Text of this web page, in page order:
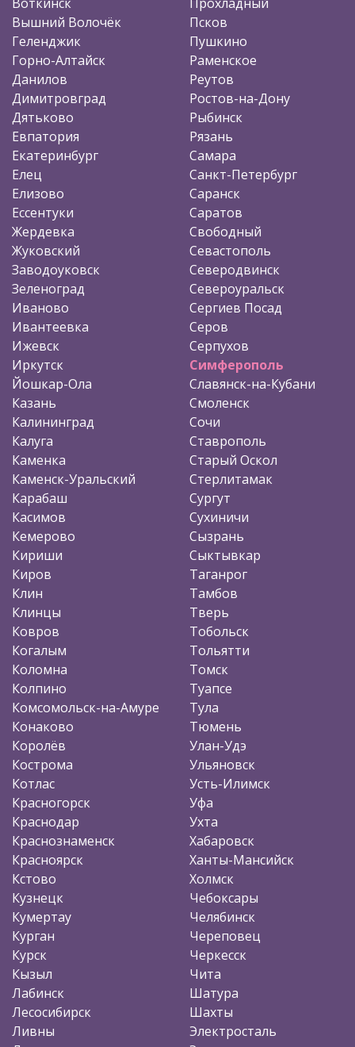
Вышний Волочёк
Геленджик
Горно-Алтайск
Данилов
Димитровград
Дятьково
Евпатория
Екатеринбург
Елец
Елизово
Ессентуки
Жердевка
Жуковский
Заводоуковск
Зеленоград
Иваново
Ивантеевка
Ижевск
Иркутск
Йошкар-Ола
Казань
Калининград
Калуга
Каменка
Каменск-Уральский
Карабаш
Касимов
Кемерово
Кириши
Киров
Клин
Клинцы
Ковров
Когалым
Коломна
Колпино
Комсомольск-на-Амуре
Конаково
Королёв
Кострома
Котлас
Красногорск
Краснодар
Краснознаменск
Красноярск
Кстово
Кузнецк
Кумертау
Курган
Курск
Кызыл
Лабинск
Лесосибирск
Ливны
Псков
Пушкино
Раменское
Реутов
Ростов-на-Дону
Рыбинск
Рязань
Самара
Санкт-Петербург
Саранск
Саратов
Свободный
Севастополь
Северодвинск
Североуральск
Сергиев Посад
Серов
Серпухов
Симферополь
Славянск-на-Кубани
Смоленск
Сочи
Ставрополь
Старый Оскол
Стерлитамак
Сургут
Сухиничи
Сызрань
Сыктывкар
Таганрог
Тамбов
Тверь
Тобольск
Тольятти
Томск
Туапсе
Тула
Тюмень
Улан-Удэ
Ульяновск
Усть-Илимск
Уфа
Ухта
Хабаровск
Ханты-Мансийск
Холмск
Чебоксары
Челябинск
Череповец
Черкесск
Чита
Шатура
Шахты
Электросталь